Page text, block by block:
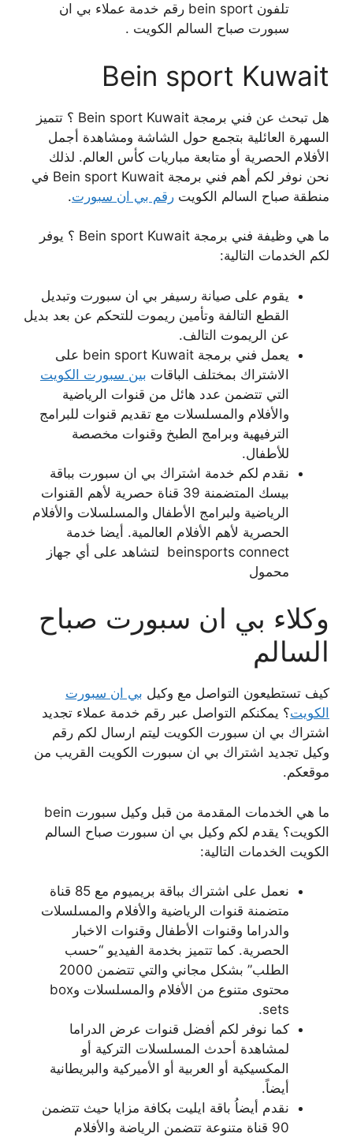
تلفون bein sport رقم خدمة عملاء بي ان
سبورت صباح السالم الكويت .
Bein sport Kuwait
هل تبحث عن فني برمجة Bein sport Kuwait ؟ تتميز
السهرة العائلية بتجمع حول الشاشة ومشاهدة أجمل
الأفلام الحصرية أو متابعة مباريات كأس العالم. لذلك
نحن نوفر لكم أهم فني برمجة Bein sport Kuwait في
منطقة صباح السالم الكويت رقم بي ان سبورت.
ما هي وظيفة فني برمجة Bein sport Kuwait ؟ يوفر
لكم الخدمات التالية:
يقوم على صيانة رسيفر بي ان سبورت وتبديل
القطع التالفة وتأمين ريموت للتحكم عن بعد بديل
عن الريموت التالف.
يعمل فني برمجة bein sport Kuwait على
الاشتراك بمختلف الباقات بين سبورت الكويت
التي تتضمن عدد هائل من قنوات الرياضية
والأفلام والمسلسلات مع تقديم قنوات للبرامج
الترفيهية وبرامج الطبخ وقنوات مخصصة
للأطفال.
نقدم لكم خدمة اشتراك بي ان سبورت بباقة
بيسك المتضمنة 39 قناة حصرية لأهم القنوات
الرياضية ولبرامج الأطفال والمسلسلات والأفلام
الحصرية لأهم الأفلام العالمية. أيضا خدمة
beinsports connect لتشاهد على أي جهاز
محمول
وكلاء بي ان سبورت صباح
السالم
كيف تستطيعون التواصل مع وكيل بي ان سبورت
الكويت؟ يمكنكم التواصل عبر رقم خدمة عملاء تجديد
اشتراك بي ان سبورت الكويت ليتم ارسال لكم رقم
وكيل تجديد اشتراك بي ان سبورت الكويت القريب من
موقعكم.
ما هي الخدمات المقدمة من قبل وكيل سبورت bein
الكويت؟ يقدم لكم وكيل بي ان سبورت صباح السالم
الكويت الخدمات التالية:
نعمل على اشتراك بباقة بريميوم مع 85 قناة
متضمنة قنوات الرياضية والأفلام والمسلسلات
والدراما وقنوات الأطفال وقنوات الاخبار
الحصرية. كما تتميز بخدمة الفيديو “حسب
الطلب” بشكل مجاني والتي تتضمن 2000
محتوى متنوع من الأفلام والمسلسلات وbox
sets.
كما نوفر لكم أفضل قنوات عرض الدراما
لمشاهدة أحدث المسلسلات التركية أو
المكسيكية أو العربية أو الأميركية والبريطانية
أيضاً.
نقدم أيضاُ باقة ايليت بكافة مزايا حيث تتضمن
90 قناة متنوعة تتضمن الرياضة والأفلام